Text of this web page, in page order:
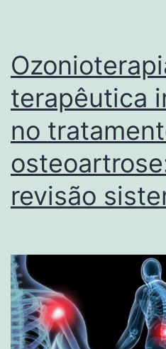
terapêutica
no
revisão